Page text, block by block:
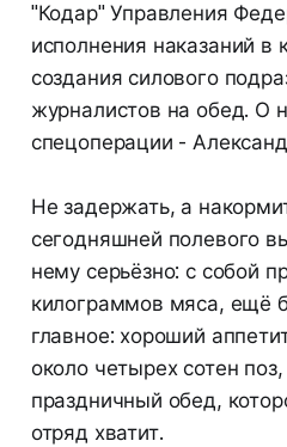
"Кодар" Управления
исполнения наказаний в
создания силового
журналистов на обед. О
спецоперации -
Не задержать, а
сегодняшней полевого
нему серьёзно: с собой
килограммов мяса, ещё
главное: хороший
около четырех сотен
праздничный обед,
отряд хватит.